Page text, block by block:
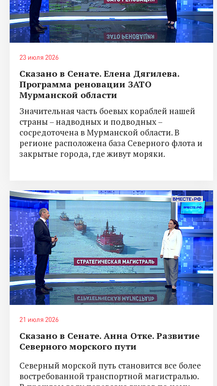
23 июля 2026
Сказано в Сенате. Елена Дягилева.
Программа реновации ЗАТО
Мурманской области
Значительная часть боевых кораблей нашей
страны – надводных и подводных –
сосредоточена в Мурманской области. В
регионе расположена база Северного флота и
закрытые города, где живут моряки.
21 июля 2026
Сказано в Сенате. Анна Отке. Развитие
Северного морского пути
Северный морской путь становится все более
востребованной транспортной магистралью.